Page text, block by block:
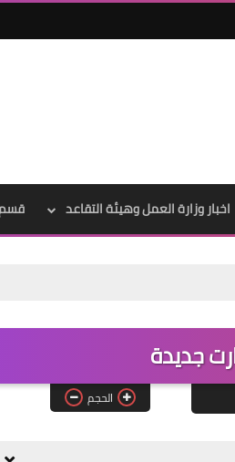
اخبار وزارة العمل وهيئة التقاعد قسم
جديدة
الحجم